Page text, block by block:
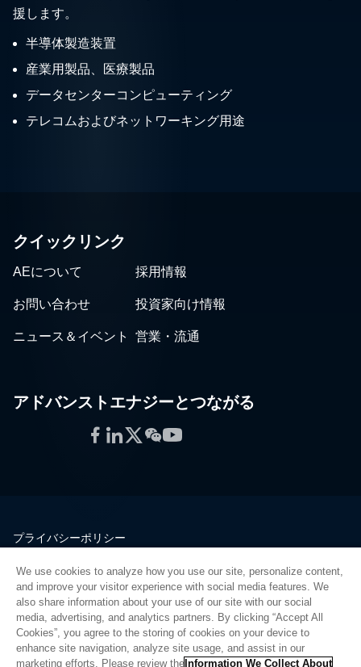
援します。
半導体製造装置
産業用製品、医療製品
データセンターコンピューティング
テレコムおよびネットワーキング用途
クイックリンク
AEについて 採用情報
お問い合わせ 投資家向け情報
ニュース＆イベント 営業・流通
アドバンストエナジーとつながる
Facebook
LinkedIn
Twitter
WeChat
YouTube
プライバシーポリシー
品質
サイトマップ
サプライヤーポータル
UK Modern Slavery Act
We use cookies to analyze how you use our site, personalize content,
and improve your visitor experience with social media features. We
also share information about your use of our site with our social
media, advertising, and analytics partners. By clicking “Accept All
Cookies”, you agree to the storing of cookies on your device to
enhance site navigation, analyze site usage, and assist in our
marketing efforts. Please review the Information We Collect About